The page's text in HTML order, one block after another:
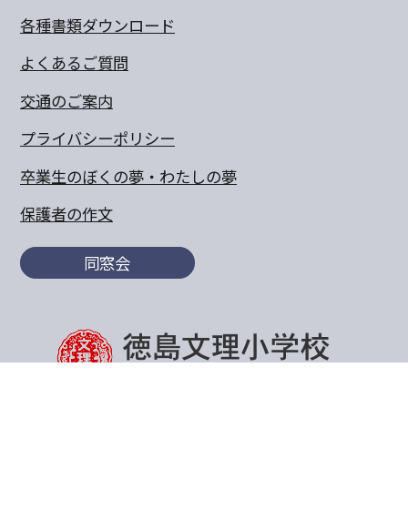
各種書類ダウンロード
よくあるご質問
交通のご案内
プライバシーポリシー
卒業生のぼくの夢・わたしの夢
保護者の作文
同窓会